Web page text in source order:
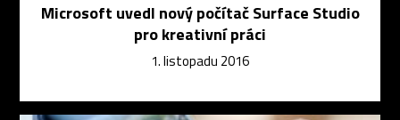
Microsoft uvedl nový počítač Surface Studio
pro kreativní práci
1. listopadu 2016